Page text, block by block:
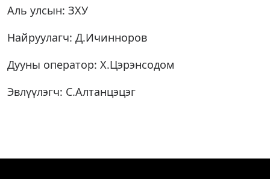
Аль улсын: ЗХУ
Найруулагч: Д.Ичинноров
Дууны оператор: Х.Цэрэнсодом
Эвлүүлэгч: С.Алтанцэцэг